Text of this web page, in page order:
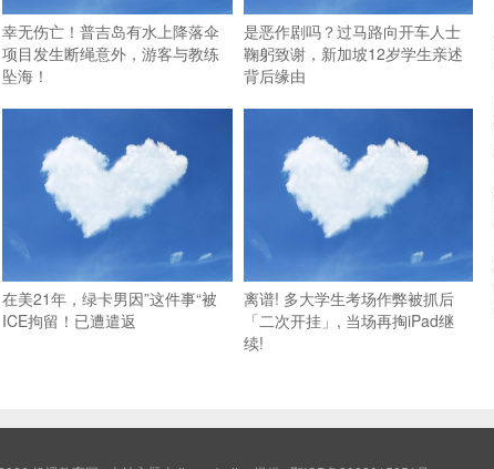
幸无伤亡！普吉岛有水上降落伞
项目发生断绳意外，游客与教练
坠海！
是恶作剧吗？过马路向开车人士
鞠躬致谢，新加坡12岁学生亲述
背后缘由
在美21年，绿卡男因”这件事“被
ICE拘留！已遭遣返
离谱! 多大学生考场作弊被抓后
「二次开挂」, 当场再掏iPad继
续!